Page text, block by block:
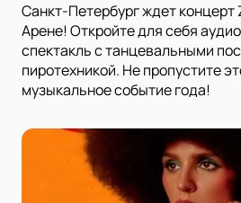
Санкт-Петербург ждет концерт
Арене! Откройте для себя
спектакль с танцевальными
пиротехникой. Не пропустите
музыкальное событие года!